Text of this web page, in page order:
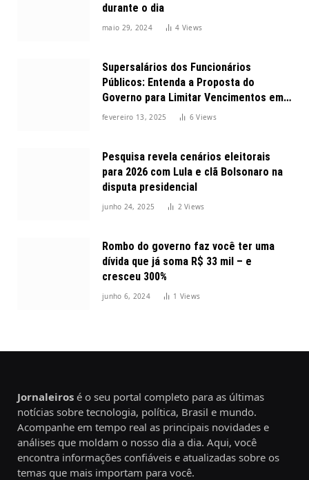
durante o dia
maio 29, 2024 4 Views
Supersalários dos Funcionários
Públicos: Entenda a Proposta do
Governo para Limitar Vencimentos em
2025
fevereiro 13, 2025 6Views
Pesquisa revela cenários eleitorais
para 2026 com Lula e clã Bolsonaro na
disputa presidencial
junho 24, 2025 2Views
Rombo do governo faz você ter uma
dívida que já soma R$ 33 mil – e
cresceu 300%
junho 6, 2024 1 Views
Jornaleiros é o seu portal completo para as últimas
notícias sobre tecnologia, política, Brasil e mundo.
Acompanhe em tempo real as principais novidades e
análises que moldam o nosso dia a dia. Aqui, você
encontra informações confiáveis e atualizadas sobre os
temas que mais importam para você.